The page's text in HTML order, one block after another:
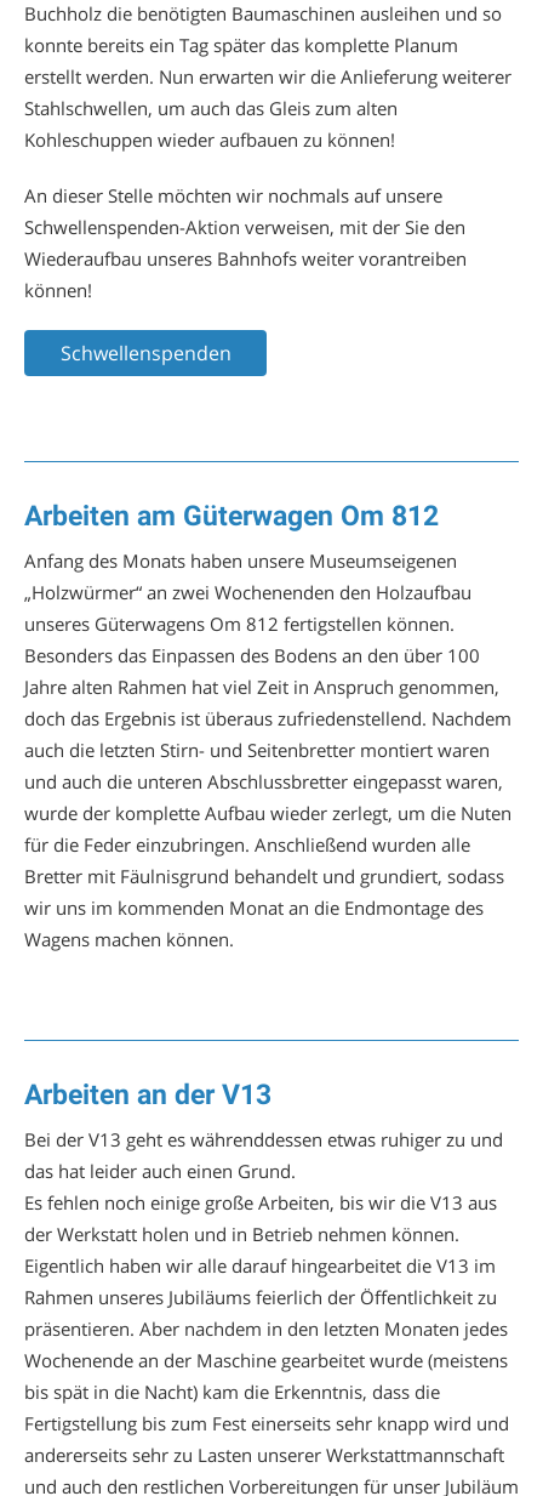
Buchholz die benötigten Baumaschinen ausleihen und so
konnte bereits ein Tag später das komplette Planum
erstellt werden. Nun erwarten wir die Anlieferung weiterer
Stahlschwellen, um auch das Gleis zum alten
Kohleschuppen wieder aufbauen zu können!
An dieser Stelle möchten wir nochmals auf unsere
Schwellenspenden-Aktion verweisen, mit der Sie den
Wiederaufbau unseres Bahnhofs weiter vorantreiben
können!
Schwellenspenden
Arbeiten am Güterwagen Om 812
Anfang des Monats haben unsere Museumseigenen
„Holzwürmer“ an zwei Wochenenden den Holzaufbau
unseres Güterwagens Om 812 fertigstellen können.
Besonders das Einpassen des Bodens an den über 100
Jahre alten Rahmen hat viel Zeit in Anspruch genommen,
doch das Ergebnis ist überaus zufriedenstellend. Nachdem
auch die letzten Stirn- und Seitenbretter montiert waren
und auch die unteren Abschlussbretter eingepasst waren,
wurde der komplette Aufbau wieder zerlegt, um die Nuten
für die Feder einzubringen. Anschließend wurden alle
Bretter mit Fäulnisgrund behandelt und grundiert, sodass
wir uns im kommenden Monat an die Endmontage des
Wagens machen können.
Arbeiten an der V13
Bei der V13 geht es währenddessen etwas ruhiger zu und
das hat leider auch einen Grund.
Es fehlen noch einige große Arbeiten, bis wir die V13 aus
der Werkstatt holen und in Betrieb nehmen können.
Eigentlich haben wir alle darauf hingearbeitet die V13 im
Rahmen unseres Jubiläums feierlich der Öffentlichkeit zu
präsentieren. Aber nachdem in den letzten Monaten jedes
Wochenende an der Maschine gearbeitet wurde (meistens
bis spät in die Nacht) kam die Erkenntnis, dass die
Fertigstellung bis zum Fest einerseits sehr knapp wird und
andererseits sehr zu Lasten unserer Werkstattmannschaft
und auch den restlichen Vorbereitungen für unser Jubiläum